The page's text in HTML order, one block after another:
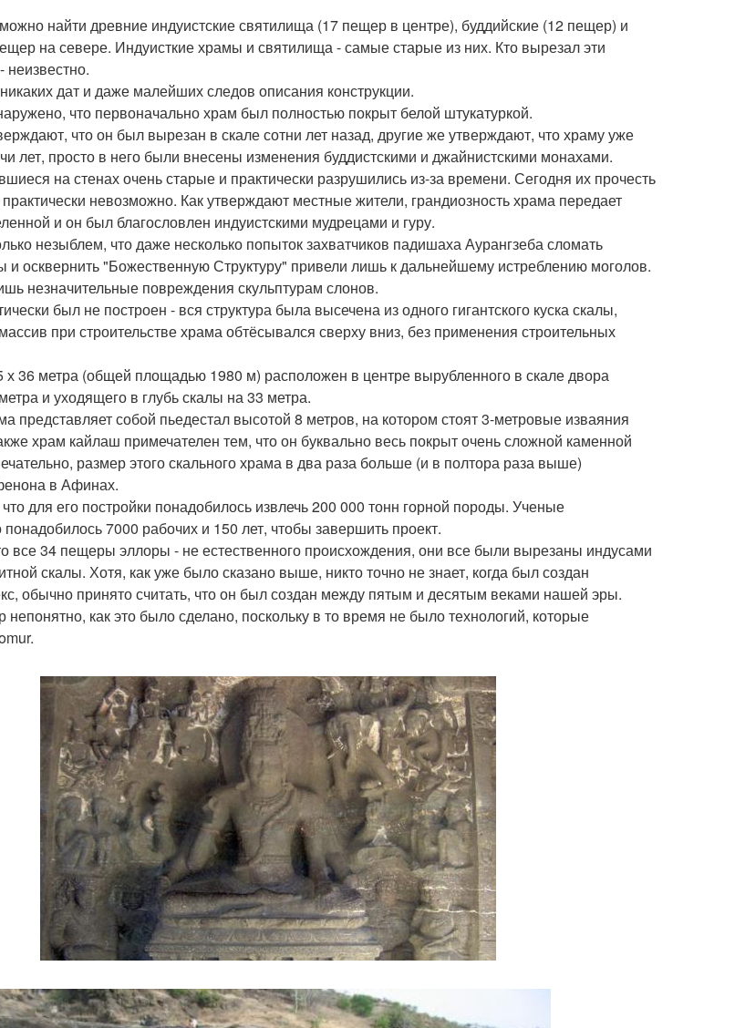
найти древние индуистские святилища (17 пещер в центре), буддийские (12 пещер) и
на севере. Индуисткие храмы и святилища - самые старые из них. Кто вырезал эти
дат и даже малейших следов описания конструкции.
что первоначально храм был полностью покрыт белой штукатуркой.
что он был вырезан в скале сотни лет назад, другие же утверждают, что храму уже
лет, просто в него были внесены изменения буддистскими и джайнистскими монахами.
на стенах очень старые и практически разрушились из-за времени. Сегодня их прочесть
невозможно. Как утверждают местные жители, грандиозность храма передает
и он был благословлен индуистскими мудрецами и гуру.
незыблем, что даже несколько попыток захватчиков падишаха Аурангзеба сломать
осквернить "Божественную Структуру" привели лишь к дальнейшему истреблению моголов.
незначительные повреждения скульптурам слонов.
был не построен - вся структура была высечена из одного гигантского куска скалы,
при строительстве храма обтёсывался сверху вниз, без применения строительных
36 метра (общей площадью 1980 м) расположен в центре вырубленного в скале двора
и уходящего в глубь скалы на 33 метра.
представляет собой пьедестал высотой 8 метров, на котором стоят 3-метровые изваяния
храм кайлаш примечателен тем, что он буквально весь покрыт очень сложной каменной
размер этого скального храма в два раза больше (и в полтора раза выше)
в Афинах.
для его постройки понадобилось извлечь 200 000 тонн горной породы. Ученые
понадобилось 7000 рабочих и 150 лет, чтобы завершить проект.
все 34 пещеры эллоры - не естественного происхождения, они все были вырезаны индусами
скалы. Хотя, как уже было сказано выше, никто точно не знает, когда был создан
обычно принято считать, что он был создан между пятым и десятым веками нашей эры.
непонятно, как это было сделано, поскольку в то время не было технологий, которые